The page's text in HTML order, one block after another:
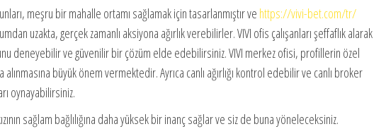
meşru bir mahalle ortamı sağlamak için tasarlanmıştır ve https://vivi-bet.com/tr/
uzakta, gerçek zamanlı aksiyona ağırlık verebilirler. VIVI ofis çalışanları şeffaflık alarak
deneyebilir ve güvenilir bir çözüm elde edebilirsiniz. VIVI merkez ofisi, profillerin özel
alınmasına büyük önem vermektedir. Ayrıca canlı ağırlığı kontrol edebilir ve canlı broker
oynayabilirsiniz.
sağlam bağlılığına daha yüksek bir inanç sağlar ve siz de buna yöneleceksiniz.